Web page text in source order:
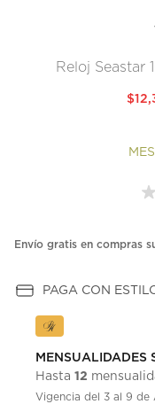
Reloj Seastar
Envío gratis en compras
PAGA CON
MENSUALIDADES
Hasta 12
Vigencia del 3 al 9 de